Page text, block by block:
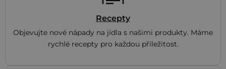
Recepty
Objevujte nové nápady na jídla s našimi produkty. Máme
rychlé recepty pro každou příležitost.